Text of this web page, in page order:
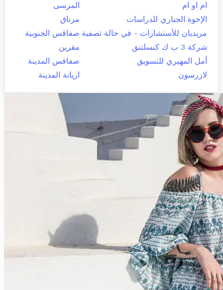
ام او ام
المرسى
الإخوة الجباري للدراسات
مرناق
مريديان للأستشارات - في حالة تصفية صفاقس الجنوبية
شركة 3 ب ك كنسلتنق
مقرين
أمل المهيري للتسويق
صفاقس المدينة
لازرسون
اريانة المدينة